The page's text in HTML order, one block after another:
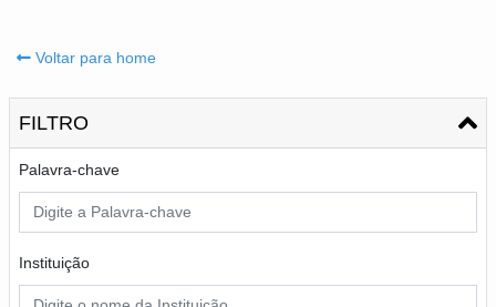
Voltar para home
FILTRO
Palavra-chave
Instituição